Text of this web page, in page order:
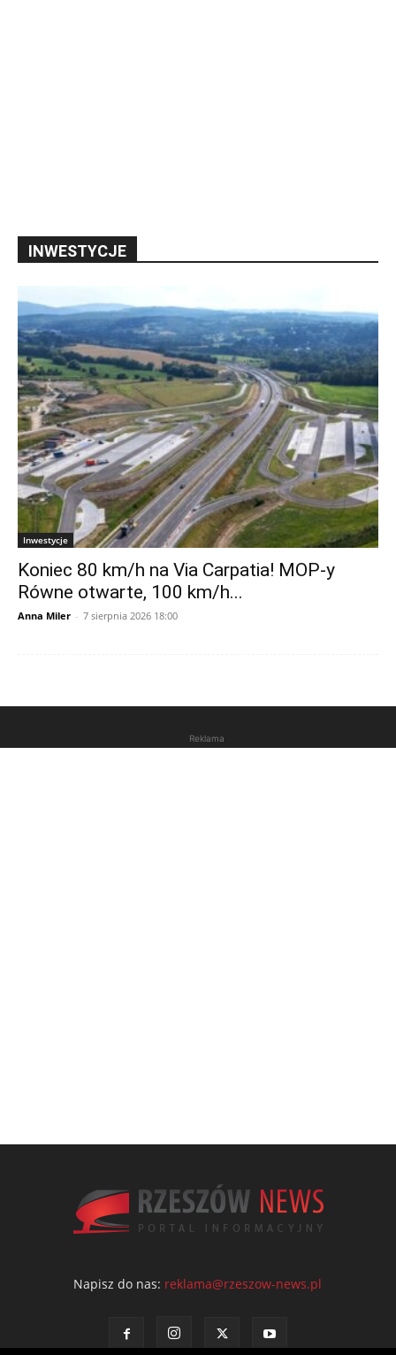
INWESTYCJE
Inwestycje
Koniec 80 km/h na Via Carpatia! MOP-y
Równe otwarte, 100 km/h...
Anna Miler - 7 sierpnia 2026 18:00
Reklama
Napisz do nas: reklama@rzeszow-news.pl